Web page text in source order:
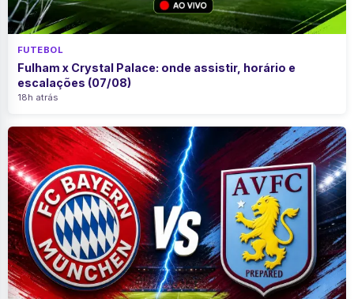
FUTEBOL
Fulham x Crystal Palace: onde assistir, horário e
escalações (07/08)
18h atrás